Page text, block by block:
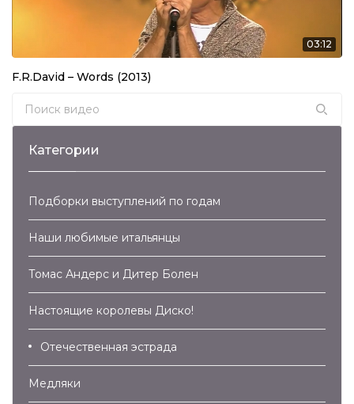
03:12
F.R.David – Words (2013)
Search for:
Категории
Подборки выступлений по годам
Наши любимые итальянцы
Томас Андерс и Дитер Болен
Настоящие королевы Диско!
Отечественная эстрада
Медляки